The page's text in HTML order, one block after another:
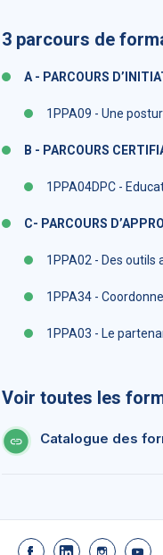
3 parcours de
A - PARCOURS
1PPA09 - Une
B - PARCOURS
1PPA04DPC -
C- PARCOURS
1PPA02 - Des outils
1PPA34 -
1PPA03 - Le
Voir toutes les
Catalogue des